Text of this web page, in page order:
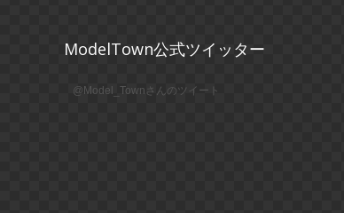
ModelTown公式ツイッター
@Model_Townさんのツイート